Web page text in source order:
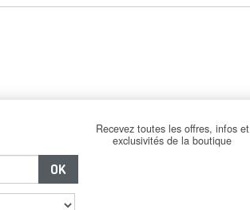
Recevez toutes les offres, infos et
exclusivités de la boutique